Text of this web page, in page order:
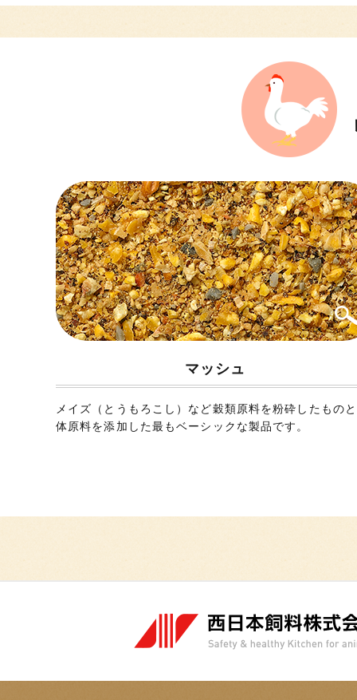
マッシュ
メイズ（とうもろこし）など穀類原料を粉砕したもの
体原料を添加した最もベーシックな製品です。